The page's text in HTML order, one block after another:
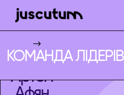
КОМАНДА ЛІДЕРІВ
Артем